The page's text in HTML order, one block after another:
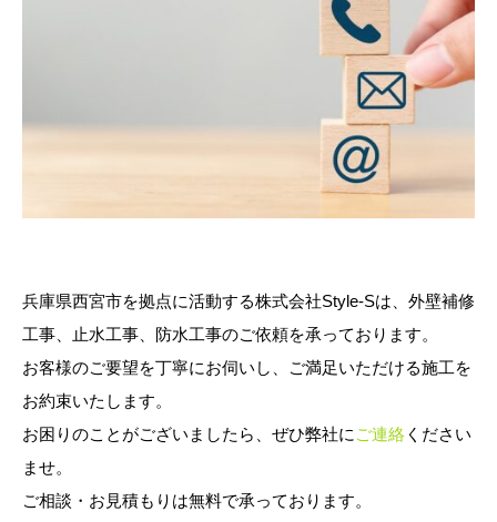
兵庫県西宮市を拠点に活動する株式会社Style-Sは、外壁補修
工事、止水工事、防水工事のご依頼を承っております。
お客様のご要望を丁寧にお伺いし、ご満足いただける施工を
お約束いたします。
お困りのことがございましたら、ぜひ弊社にご連絡 ください
ませ。
ご相談・お見積もりは無料で承っております。